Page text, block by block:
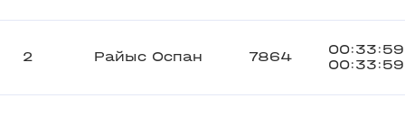
2 Райыс Оспан 7864
00:33:59
00:33:59